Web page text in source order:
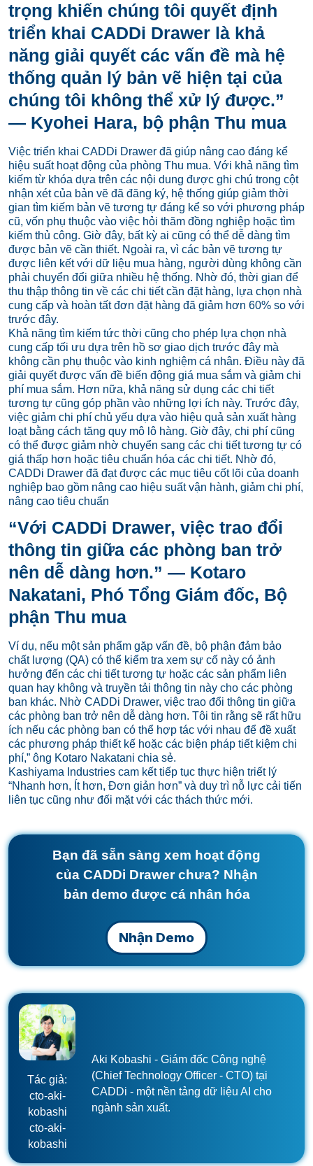
trọng khiến chúng tôi quyết định
triển khai CADDi Drawer là khả
năng giải quyết các vấn đề mà hệ
thống quản lý bản vẽ hiện tại của
chúng tôi không thể xử lý được.”
— Kyohei Hara, bộ phận Thu mua
Việc triển khai CADDi Drawer đã giúp nâng cao đáng kể
hiệu suất hoạt động của phòng Thu mua. Với khả năng tìm
kiếm từ khóa dựa trên các nội dung được ghi chú trong cột
nhận xét của bản vẽ đã đăng ký, hệ thống giúp giảm thời
gian tìm kiếm bản vẽ tương tự đáng kể so với phương pháp
cũ, vốn phụ thuộc vào việc hỏi thăm đồng nghiệp hoặc tìm
kiếm thủ công. Giờ đây, bất kỳ ai cũng có thể dễ dàng tìm
được bản vẽ cần thiết. Ngoài ra, vì các bản vẽ tương tự
được liên kết với dữ liệu mua hàng, người dùng không cần
phải chuyển đổi giữa nhiều hệ thống. Nhờ đó, thời gian để
thu thập thông tin về các chi tiết cần đặt hàng, lựa chọn nhà
cung cấp và hoàn tất đơn đặt hàng đã giảm hơn 60% so với
trước đây.
Khả năng tìm kiếm tức thời cũng cho phép lựa chọn nhà
cung cấp tối ưu dựa trên hồ sơ giao dịch trước đây mà
không cần phụ thuộc vào kinh nghiệm cá nhân. Điều này đã
giải quyết được vấn đề biến động giá mua sắm và giảm chi
phí mua sắm. Hơn nữa, khả năng sử dụng các chi tiết
tương tự cũng góp phần vào những lợi ích này. Trước đây,
việc giảm chi phí chủ yếu dựa vào hiệu quả sản xuất hàng
loạt bằng cách tăng quy mô lô hàng. Giờ đây, chi phí cũng
có thể được giảm nhờ chuyển sang các chi tiết tương tự có
giá thấp hơn hoặc tiêu chuẩn hóa các chi tiết. Nhờ đó,
CADDi Drawer đã đạt được các mục tiêu cốt lõi của doanh
nghiệp bao gồm nâng cao hiệu suất vận hành, giảm chi phí,
nâng cao tiêu chuẩn
“Với CADDi Drawer, việc trao đổi
thông tin giữa các phòng ban trở
nên dễ dàng hơn.” — Kotaro
Nakatani, Phó Tổng Giám đốc, Bộ
phận Thu mua
Ví dụ, nếu một sản phẩm gặp vấn đề, bộ phận đảm bảo
chất lượng (QA) có thể kiểm tra xem sự cố này có ảnh
hưởng đến các chi tiết tương tự hoặc các sản phẩm liên
quan hay không và truyền tải thông tin này cho các phòng
ban khác. Nhờ CADDi Drawer, việc trao đổi thông tin giữa
các phòng ban trở nên dễ dàng hơn. Tôi tin rằng sẽ rất hữu
ích nếu các phòng ban có thể hợp tác với nhau để đề xuất
các phương pháp thiết kế hoặc các biện pháp tiết kiệm chi
phí,” ông Kotaro Nakatani chia sẻ.
Kashiyama Industries cam kết tiếp tục thực hiện triết lý
“Nhanh hơn, Ít hơn, Đơn giản hơn” và duy trì nỗ lực cải tiến
liên tục cũng như đối mặt với các thách thức mới.
Bạn đã sẵn sàng xem hoạt động
của CADDi Drawer chưa? Nhận
bản demo được cá nhân hóa
Nhận Demo
Tác giả:
cto-aki-
kobashi
cto-aki-
kobashi
Aki Kobashi - Giám đốc Công nghệ
(Chief Technology Officer - CTO) tại
CADDi - một nền tảng dữ liệu AI cho
ngành sản xuất.